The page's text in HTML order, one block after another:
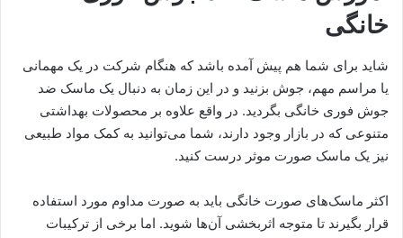
خانگی
شاید برای شما هم پیش آمده باشد که هنگام شرکت در یک مهمانی
یا مراسم مهم، جوش بزنید و در این زمان به دنبال یک ماسک ضد
جوش فوری خانگی بگردید. در واقع علاوه بر محصولات بهداشتی
متنوعی که در بازار وجود دارند، شما می‌توانید به کمک مواد طبیعی
نیز یک ماسک صورت موثر درست کنید.
اکثر ماسک‌های صورت خانگی باید به صورت مداوم مورد استفاده
قرار بگیرند تا متوجه اثربخشی آن‌ها شوید. اما برخی از ترکیبات